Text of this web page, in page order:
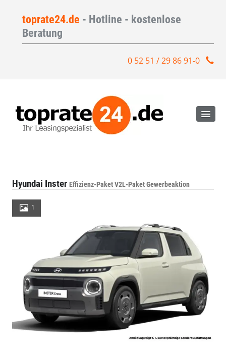
toprate24.de - Hotline - kostenlose
Beratung
0 52 51 / 29 86 91-0
Hyundai Inster Effizienz-Paket V2L-Paket Gewerbeaktion
1